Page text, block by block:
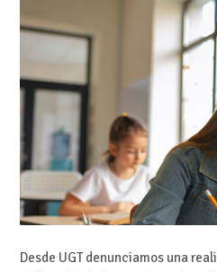
Desde UGT denunciamos una